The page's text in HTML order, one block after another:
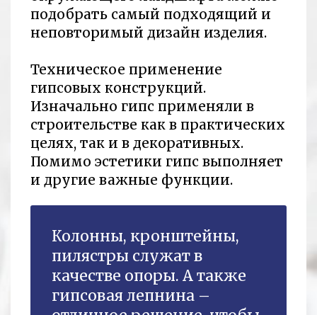
подобрать самый подходящий и
неповторимый дизайн изделия.
Техническое применение
гипсовых конструкций.
Изначально гипс применяли в
строительстве как в практических
целях, так и в декоративных.
Помимо эстетики гипс выполняет
и другие важные функции.
Колонны, кронштейны,
пилястры служат в
качестве опоры. А также
гипсовая лепнина –